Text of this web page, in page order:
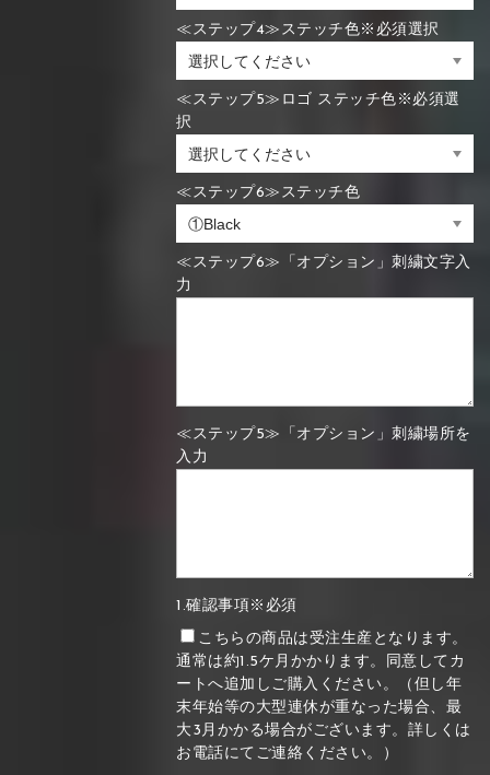
≪ステップ4≫ステッチ色※必須選択
≪ステップ5≫ロゴ ステッチ色※必須選
択
≪ステップ6≫ステッチ色
≪ステップ6≫「オプション」刺繍文字入
力
≪ステップ5≫「オプション」刺繍場所を
入力
1.確認事項※必須
こちらの商品は受注生産となります。
通常は約1.5ケ月かかります。同意してカ
ートへ追加しご購入ください。（但し年
末年始等の大型連休が重なった場合、最
大3月かかる場合がございます。詳しくは
お電話にてご連絡ください。）